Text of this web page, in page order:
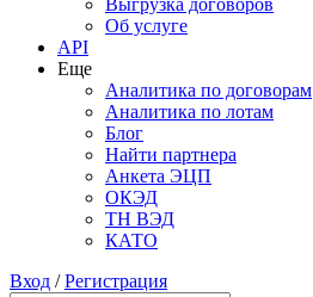
Выгрузка договоров
Об услуге
API
Еще
Аналитика по договорам
Аналитика по лотам
Блог
Найти партнера
Анкета ЭЦП
ОКЭД
ТН ВЭД
КАТО
Вход /Регистрация